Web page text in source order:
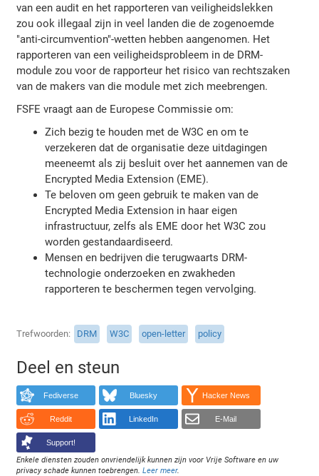
van een audit en het rapporteren van veiligheidslekken
zou ook illegaal zijn in veel landen die de zogenoemde
"anti-circumvention"-wetten hebben aangenomen. Het
rapporteren van een veiligheidsprobleem in de DRM-
module zou voor de rapporteur het risico van rechtszaken
van de makers van die module met zich meebrengen.
FSFE vraagt aan de Europese Commissie om:
Zich bezig te houden met de W3C en om te
verzekeren dat de organisatie deze uitdagingen
meeneemt als zij besluit over het aannemen van de
Encrypted Media Extension (EME).
Te beloven om geen gebruik te maken van de
Encrypted Media Extension in haar eigen
infrastructuur, zelfs als EME door het W3C zou
worden gestandaardiseerd.
Mensen en bedrijven die terugwaarts DRM-
technologie onderzoeken en zwakheden
rapporteren te beschermen tegen vervolging.
Trefwoorden DRM W3C open-letter policy
Deel en steun
Fediverse Bluesky Hacker News
Reddit LinkedIn E-Mail
Support!
Enkele diensten zouden onvriendelijk kunnen zijn voor Vrije Software en uw
privacy schade kunnen toebrengen.Leer meer.